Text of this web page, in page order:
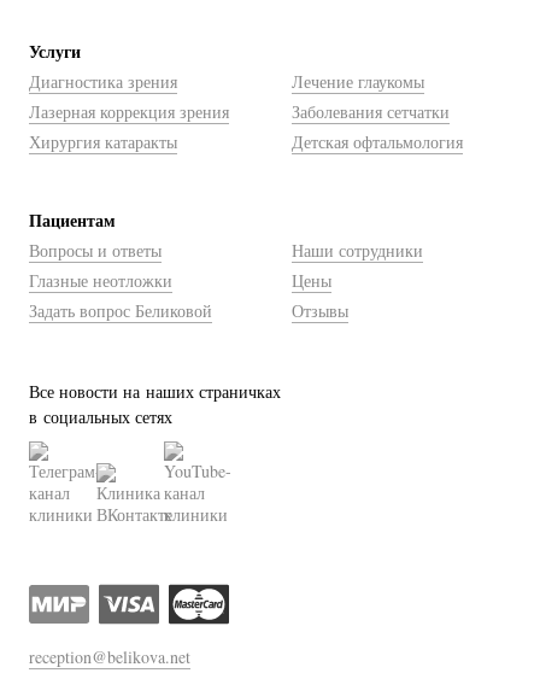
Услуги
Диагностика зрения
Лазерная коррекция зрения
Хирургия катаракты
Лечение глаукомы
Заболевания сетчатки
Детская офтальмология
Пациентам
Вопросы и ответы
Глазные неотложки
Задать вопрос Беликовой
Наши сотрудники
Цены
Отзывы
Все новости на наших страничках
в социальных сетях
reception@belikova.net